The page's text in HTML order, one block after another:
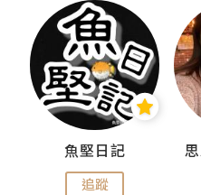
魚堅日記
追蹤